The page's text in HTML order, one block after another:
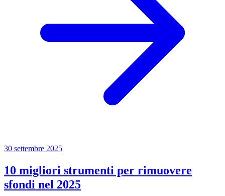
30 settembre 2025
10 migliori strumenti per rimuovere
sfondi nel 2025